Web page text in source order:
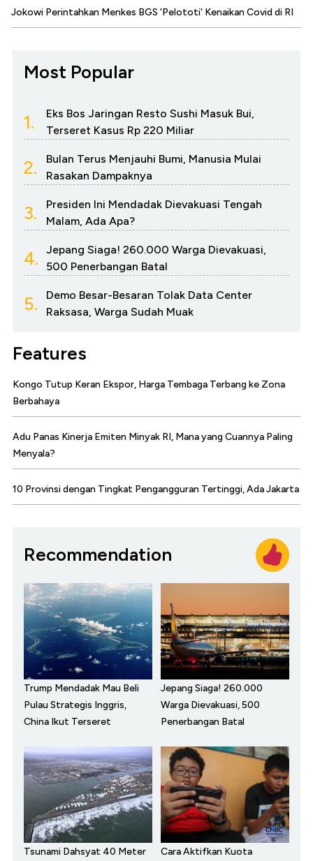
Jokowi Perintahkan Menkes BGS 'Pelototi' Kenaikan Covid di RI
Most Popular
1.
Eks Bos Jaringan Resto Sushi Masuk Bui,
Terseret Kasus Rp 220 Miliar
2.
Bulan Terus Menjauhi Bumi, Manusia Mulai
Rasakan Dampaknya
3.
Presiden Ini Mendadak Dievakuasi Tengah
Malam, Ada Apa?
4.
Jepang Siaga! 260.000 Warga Dievakuasi,
500 Penerbangan Batal
5.
Demo Besar-Besaran Tolak Data Center
Raksasa, Warga Sudah Muak
Features
Kongo Tutup Keran Ekspor, Harga Tembaga Terbang ke Zona
Berbahaya
Adu Panas Kinerja Emiten Minyak RI, Mana yang Cuannya Paling
Menyala?
10 Provinsi dengan Tingkat Pengangguran Tertinggi, Ada Jakarta
Recommendation
Trump Mendadak Mau Beli
Pulau Strategis Inggris,
China Ikut Terseret
Jepang Siaga! 260.000
Warga Dievakuasi, 500
Penerbangan Batal
Tsunami Dahsyat 40 Meter
Cara Aktifkan Kuota